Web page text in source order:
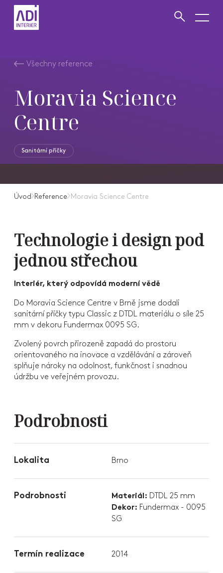
Všechny reference
Moravia Science
Centre
Sanitární příčky
Úvod Reference Moravia Science Centre
Technologie i design pod
jednou střechou
Interiér, který odpovídá moderní vědě
Do Moravia Science Centre v Brně jsme dodali
sanitární příčky typu Classic z DTDL materiálu o síle 25
mm v dekoru Fundermax 0095 SG.
Zvolený povrch přirozeně zapadá do prostoru
orientovaného na inovace a vzdělávání a zároveň
splňuje nároky na odolnost, funkčnost i snadnou
údržbu ve veřejném provozu.
Podrobnosti
Lokalita Brno
Podrobnosti Materiál: DTDL 25 mm
Dekor: Fundermax - 0095
SG
Termín realizace 2014